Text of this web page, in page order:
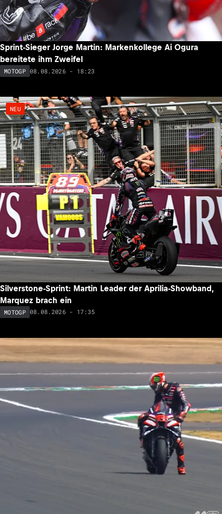
Sprint-Sieger Jorge Martin: Markenkollege Ai Ogura
bereitete ihm Zweifel
MOTOGP 08.08.2026 - 18:23
NEU
Silverstone-Sprint: Martin Leader der Aprilia-Showband,
Marquez brach ein
MOTOGP 08.08.2026 - 17:35